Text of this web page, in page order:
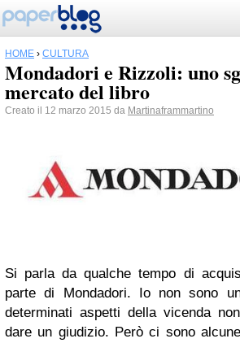
HOME › CULTURA
Mondadori e Rizzoli: uno
mercato del libro
Creato il 12 marzo 2015 da Martinaframmartino
Si parla da qualche tempo di
parte di Mondadori. Io non sono
determinati aspetti della vicenda
dare un giudizio. Però ci sono